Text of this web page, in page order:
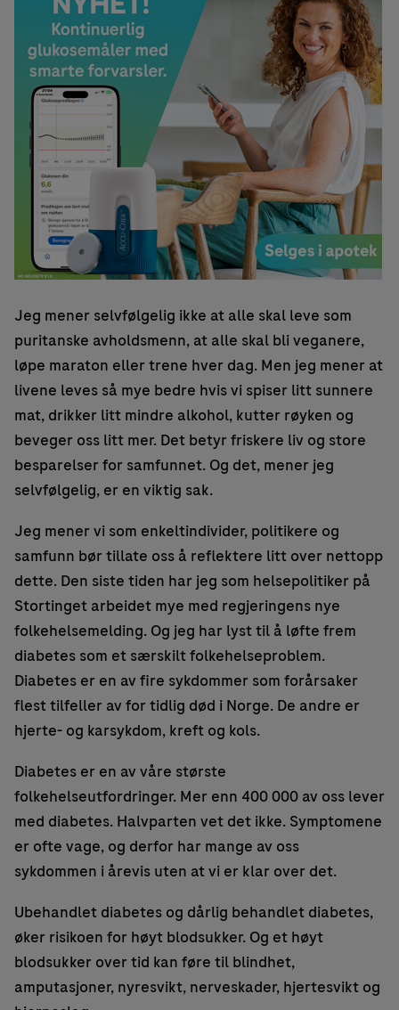
Jeg mener selvfølgelig ikke at alle skal leve som
puritanske avholdsmenn, at alle skal bli veganere,
løpe maraton eller trene hver dag. Men jeg mener at
livene leves så mye bedre hvis vi spiser litt sunnere
mat, drikker litt mindre alkohol, kutter røyken og
beveger oss litt mer. Det betyr friskere liv og store
besparelser for samfunnet. Og det, mener jeg
selvfølgelig, er en viktig sak.
Jeg mener vi som enkeltindivider, politikere og
samfunn bør tillate oss å reflektere litt over nettopp
dette. Den siste tiden har jeg som helsepolitiker på
Stortinget arbeidet mye med regjeringens nye
folkehelsemelding. Og jeg har lyst til å løfte frem
diabetes som et særskilt folkehelseproblem.
Diabetes er en av fire sykdommer som forårsaker
flest tilfeller av for tidlig død i Norge. De andre er
hjerte- og karsykdom, kreft og kols.
Diabetes er en av våre største
folkehelseutfordringer. Mer enn 400 000 av oss lever
med diabetes. Halvparten vet det ikke. Symptomene
er ofte vage, og derfor har mange av oss
sykdommen i årevis uten at vi er klar over det.
Ubehandlet diabetes og dårlig behandlet diabetes,
øker risikoen for høyt blodsukker. Og et høyt
blodsukker over tid kan føre til blindhet,
amputasjoner, nyresvikt, nerveskader, hjertesvikt og